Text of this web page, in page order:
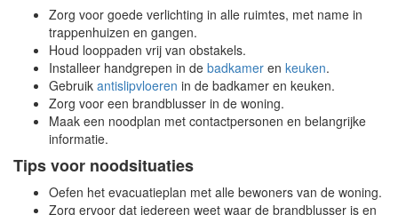
Zorg voor goede verlichting in alle ruimtes, met name in
trappenhuizen en gangen.
Houd looppaden vrij van obstakels.
Installeer handgrepen in de badkamer en keuken.
Gebruik antislipvloeren in de badkamer en keuken.
Zorg voor een brandblusser in de woning.
Maak een noodplan met contactpersonen en belangrijke
informatie.
Tips voor noodsituaties
Oefen het evacuatieplan met alle bewoners van de woning.
Zorg ervoor dat iedereen weet waar de brandblusser is en